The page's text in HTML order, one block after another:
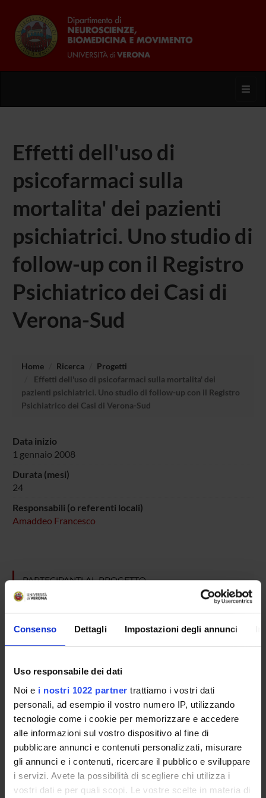
Consenso Dettagli Impostazioni degli annunci
Uso responsabile dei dati
Noi e i nostri 1022 partner trattiamo i vostri dati
personali, ad esempio il vostro numero IP, utilizzando
tecnologie come i cookie per memorizzare e accedere
alle informazioni sul vostro dispositivo al fine di
pubblicare annunci e contenuti personalizzati, misurare
gli annunci e i contenuti, ricercare il pubblico e sviluppare
i servizi. Avete la possibilità di scegliere chi utilizza i
vostri dati e per quali scopi. Le vostre scelte in materia di
Effetti dell'uso di
psicofarmaci sulla
mortalita' dei pazienti
psichiatrici. Uno studio di
follow-up con il Registro
Psichiatrico dei Casi di
Verona-Sud
Home Ricerca
Progetti
Effetti dell'uso di psicofarmaci sulla mortalita' dei
pazienti psichiatrici. Uno studio di follow-up con il Registro
Psichiatrico dei Casi di Verona-Sud
Data inizio
1 gennaio 2008
Durata (mesi)
24
Responsabili (o referenti locali)
Amaddeo Francesco
PARTECIPANTI AL PROGETTO
Francesco Amaddeo
Professore ordinario
Psychiatry
SEZIONI
Psichiatria